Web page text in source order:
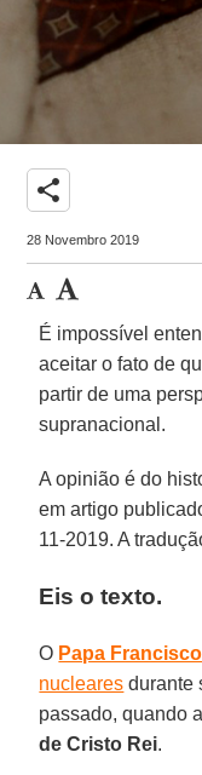
share
28 Novembro 2019
É impossível
aceitar o fato de
partir de uma
supranacional.
A opinião é do
em artigo
11-2019. A
Eis o texto.
O Papa Francisco
nucleares durante
passado, quando a
de Cristo Rei.